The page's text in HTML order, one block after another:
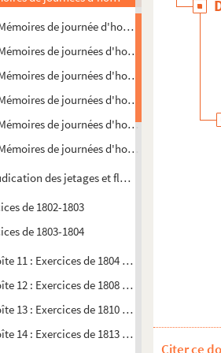
de journée d'hommes 1
de journées d'hommes 2
rejet :
de journées d'hommes 3
rejet :
de journées d'hommes 4
rejet :
de journées d'hommes 5
rejet :
de journées d'hommes rejets
des jetages et flottages sur les
de 1802-1803
de 1803-1804
11 : Exercices de 1804 à 1808
12 : Exercices de 1808 à 1810
13 : Exercices de 1810 à 1813
14 : Exercices de 1813 à 1815
Citer ce